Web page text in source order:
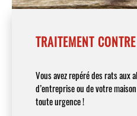
TRAITEMENT
Vous avez repéré des rats aux
d’entreprise ou de votre
toute urgence !